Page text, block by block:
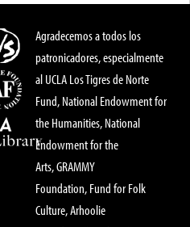
Agradecemos a todos los
patronicadores, especialmente
al UCLA Los Tigres de Norte
Fund, National Endowment for
the Humanities, National
Endowment for the
Arts, GRAMMY
Foundation, Fund for Folk
Culture, Arhoolie